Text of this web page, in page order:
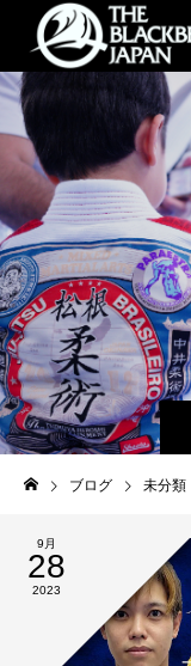
ブログ 未分類
9月
28
2023